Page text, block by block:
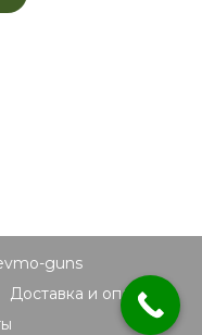
guns
Доставка и оплата